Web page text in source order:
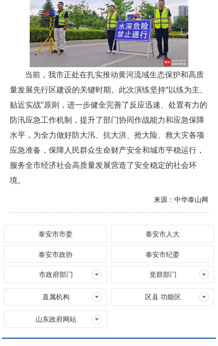
当前，我市正处在扎实推动黄河流域生态保护和高质
量发展先行区建设的关键时期。此次演练坚持“以练为主、
贴近实战”原则，进一步健全完善了反应迅速、处置有力的
防汛应急工作机制，提升了部门协同作战能力和应急保障
水平，为全力做好防大汛、抗大洪、抢大险、救大灾各项
应急准备，保障人民群众生命财产安全和城市平稳运行，
服务全市经济社会高质量发展营造了安全稳定的社会环
境。
来源： 中华泰山网
泰安市市委 泰安市人大
泰安市政协 泰安市纪委
市政府部门 党群部门
直属机构 区县 功能区
山东政府网站